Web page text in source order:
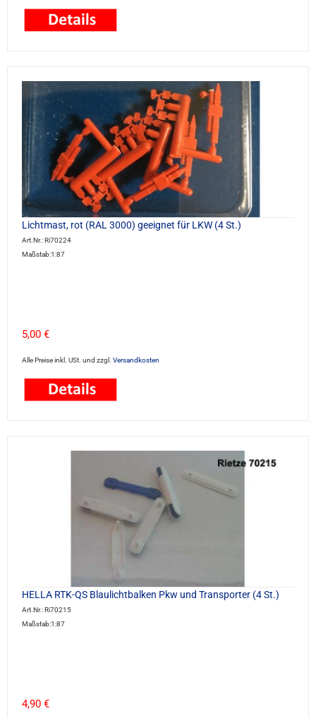
Lichtmast, rot (RAL 3000) geeignet für LKW (4 St.)
Art.Nr.: Ri70224
Maßstab:1:87
5,00 €
Alle Preise inkl. USt. und zzgl. Versandkosten
HELLA RTK-QS Blaulichtbalken Pkw und Transporter (4 St.)
Art.Nr.: Ri70215
Maßstab:1:87
4,90 €